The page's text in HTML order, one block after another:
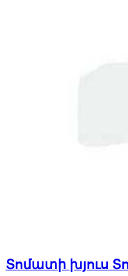
Տոմատի խյուս